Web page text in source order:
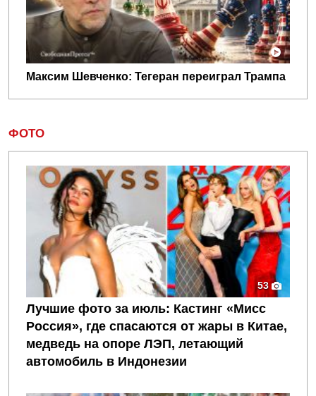
Максим Шевченко: Тегеран переиграл Трампа
ФОТО
53
Лучшие фото за июль: Кастинг «Мисс
Россия», где спасаются от жары в Китае,
медведь на опоре ЛЭП, летающий
автомобиль в Индонезии